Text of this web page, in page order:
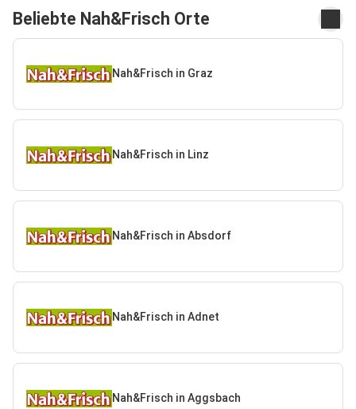
Beliebte Nah&Frisch Orte
Nah&Frisch in Graz
Nah&Frisch in Linz
Nah&Frisch in Absdorf
Nah&Frisch in Adnet
Nah&Frisch in Aggsbach